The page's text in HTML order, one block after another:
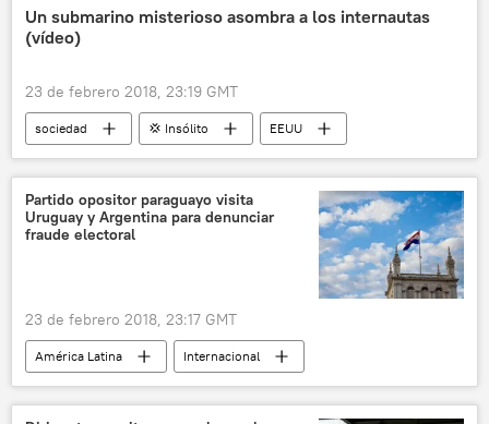
Organización de Estados Americanos (OEA)
noticias
Un submarino misterioso asombra a los internautas
(vídeo)
23 de febrero 2018, 23:19 GMT
sociedad 💢 Insólito
EEUU
submarinos
noticias
Partido opositor paraguayo visita
Uruguay y Argentina para denunciar
fraude electoral
23 de febrero 2018, 23:17 GMT
América Latina
Internacional
Uruguay
Argentina
Paraguay